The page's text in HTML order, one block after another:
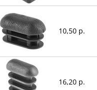
10,50 р.
16,20 р.